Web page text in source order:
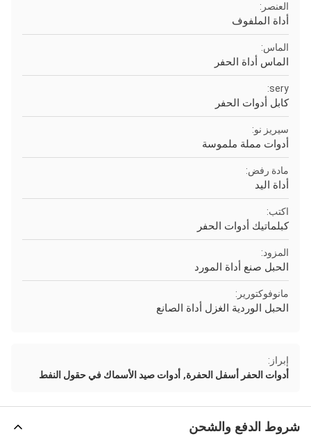
العنصر:
أداة الملفوف
الماس:
الماس أداة الحفر
sery:
كابل أدوات الحفر
سيريز نو:
أدوات مملة ملموسة
مادة رفض:
أداة اليد
اكتب:
كبلماتيك أدوات الحفر
المزود:
الحبل صنع أداة المورد
مانوفوكتورير:
الحبل الوردية الغزل أداة الصانع
إبراز:
أدوات الحفر أسفل الحفرة, أدوات صيد الأسماك في حقول النفط
شروط الدفع والشحن